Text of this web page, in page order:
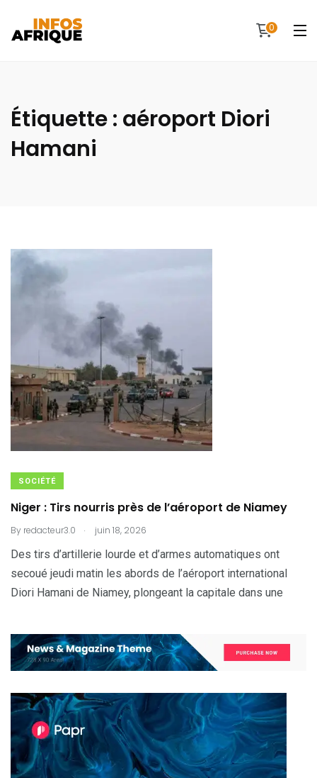
0
Étiquette : aéroport Diori
Hamani
SOCIÉTÉ
Niger : Tirs nourris près de l’aéroport de Niamey
By redacteur3.0 . juin 18, 2026
Des tirs d’artillerie lourde et d’armes automatiques ont
secoué jeudi matin les abords de l’aéroport international
Diori Hamani de Niamey, plongeant la capitale dans une